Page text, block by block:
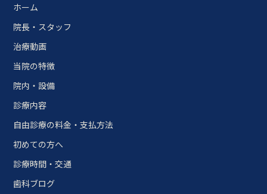
ホーム
院長・スタッフ
治療動画
当院の特徴
院内・設備
診療内容
自由診療の料金・支払方法
初めての方へ
診療時間・交通
歯科ブログ